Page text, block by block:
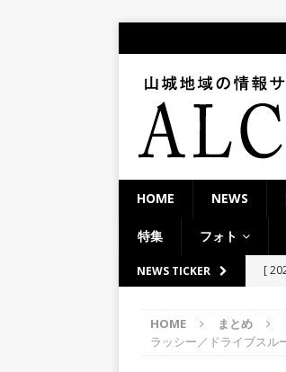
HOME NEWS
特集 フォト
NEWS TICKER [
[
HOME まとめ
ラッシー／ドライブスル